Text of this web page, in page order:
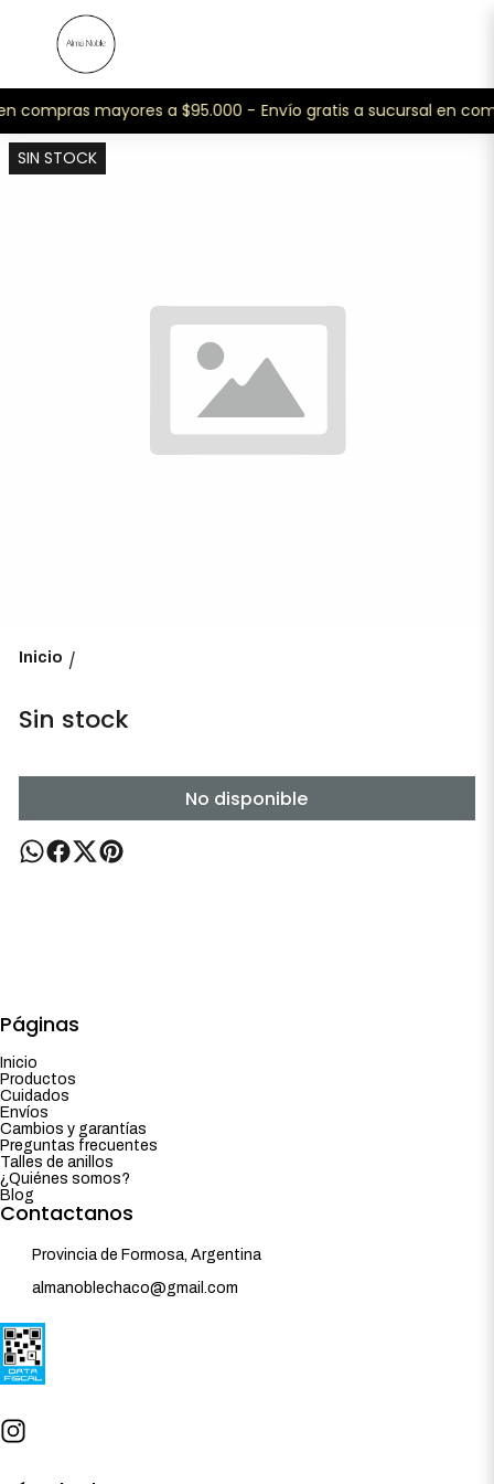
compras mayores a $95.000 - Envío gratis a sucursal en
SIN STOCK
Inicio /
Sin stock
No disponible
Páginas
Inicio
Productos
Cuidados
Envíos
Cambios y garantías
Preguntas frecuentes
Talles de anillos
¿Quiénes somos?
Blog
Contactanos
Provincia de Formosa, Argentina
almanoblechaco@gmail.com